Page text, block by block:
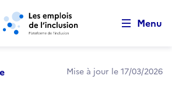
Aller au contenu principal
Menu
Mise à jour le 17/03/2026
pagecookies